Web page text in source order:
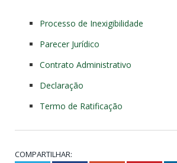
Processo de Inexigibilidade
Parecer Jurídico
Contrato Administrativo
Declaração
Termo de Ratificação
COMPARTILHAR: